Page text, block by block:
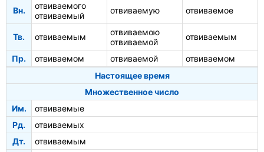
Вн.
отвиваемого
отвиваемый
отвиваемую отвиваемое
Тв. отвиваемым
отвиваемою
отвиваемой
отвиваемым
Пр. отвиваемом отвиваемой
отвиваемом
Настоящее время
Множественное число
Им.
отвиваемые
Рд.
отвиваемых
Дт.
отвиваемым